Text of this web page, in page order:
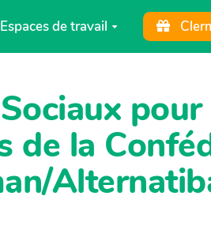
Espaces de travail
de la